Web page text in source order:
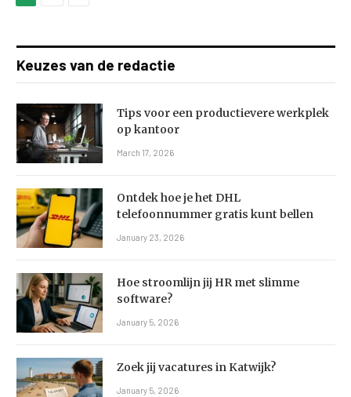
Keuzes van de redactie
Tips voor een productievere werkplek
op kantoor
March 17, 2026
Ontdek hoe je het DHL
telefoonnummer gratis kunt bellen
January 23, 2026
Hoe stroomlijn jij HR met slimme
software?
January 5, 2026
Zoek jij vacatures in Katwijk?
January 5, 2026